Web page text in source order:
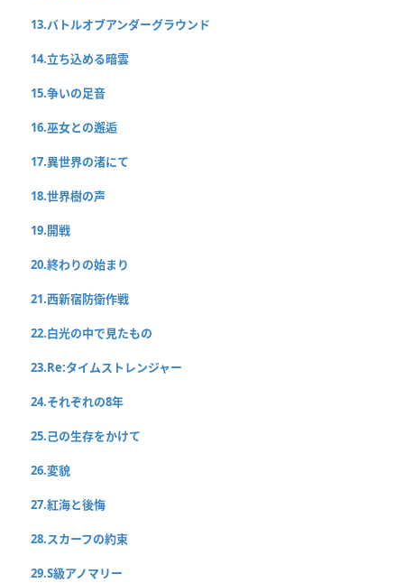
13.バトルオブアンダーグラウンド
14.立ち込める暗雲
15.争いの足音
16.巫女との邂逅
17.異世界の渚にて
18.世界樹の声
19.開戦
20.終わりの始まり
21.西新宿防衛作戦
22.白光の中で見たもの
23.Re:タイムストレンジャー
24.それぞれの8年
25.己の生存をかけて
26.変貌
27.紅海と後悔
28.スカーフの約束
29.S級アノマリー